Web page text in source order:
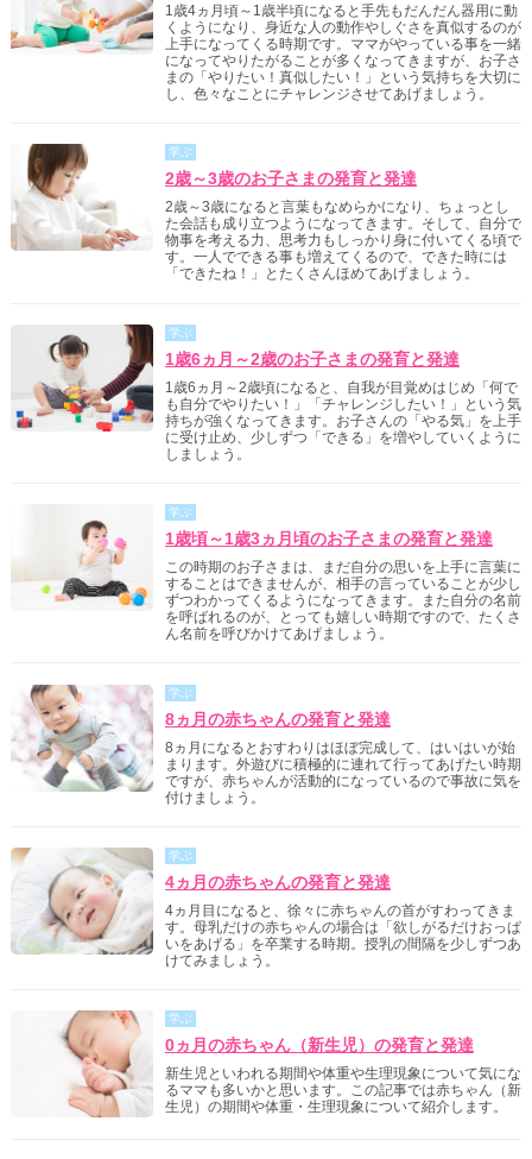
1歳4ヵ月頃～1歳半頃になると手先もだんだん器用に動
くようになり、身近な人の動作やしぐさを真似するのが
上手になってくる時期です。ママがやっている事を一緒
になってやりたがることが多くなってきますが、お子さ
まの「やりたい！真似したい！」という気持ちを大切に
し、色々なことにチャレンジさせてあげましょう。
学ぶ
2歳～3歳のお子さまの発育と発達
2歳～3歳になると言葉もなめらかになり、ちょっとし
た会話も成り立つようになってきます。そして、自分で
物事を考える力、思考力もしっかり身に付いてくる頃で
す。一人でできる事も増えてくるので、できた時には
「できたね！」とたくさんほめてあげましょう。
学ぶ
1歳6ヵ月～2歳のお子さまの発育と発達
1歳6ヵ月～2歳頃になると、自我が目覚めはじめ「何で
も自分でやりたい！」「チャレンジしたい！」という気
持ちが強くなってきます。お子さんの「やる気」を上手
に受け止め、少しずつ「できる」を増やしていくように
しましょう。
学ぶ
1歳頃～1歳3ヵ月頃のお子さまの発育と発達
この時期のお子さまは、まだ自分の思いを上手に言葉に
することはできませんが、相手の言っていることが少し
ずつわかってくるようになってきます。また自分の名前
を呼ばれるのが、とっても嬉しい時期ですので、たくさ
ん名前を呼びかけてあげましょう。
学ぶ
8ヵ月の赤ちゃんの発育と発達
8ヵ月になるとおすわりはほぼ完成して、はいはいが始
まります。外遊びに積極的に連れて行ってあげたい時期
ですが、赤ちゃんが活動的になっているので事故に気を
付けましょう。
学ぶ
4ヵ月の赤ちゃんの発育と発達
4ヵ月目になると、徐々に赤ちゃんの首がすわってきま
す。母乳だけの赤ちゃんの場合は「欲しがるだけおっぱ
いをあげる」を卒業する時期。授乳の間隔を少しずつあ
けてみましょう。
学ぶ
0ヵ月の赤ちゃん（新生児）の発育と発達
新生児といわれる期間や体重や生理現象について気にな
るママも多いかと思います。この記事では赤ちゃん（新
生児）の期間や体重・生理現象について紹介します。